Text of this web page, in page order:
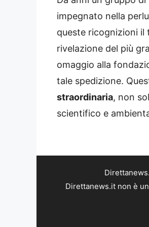
impegnato nella
queste ricognizioni
rivelazione del più
omaggio alla
tale spedizione.
straordinaria, non
scientifico e
Direttanews.it non è